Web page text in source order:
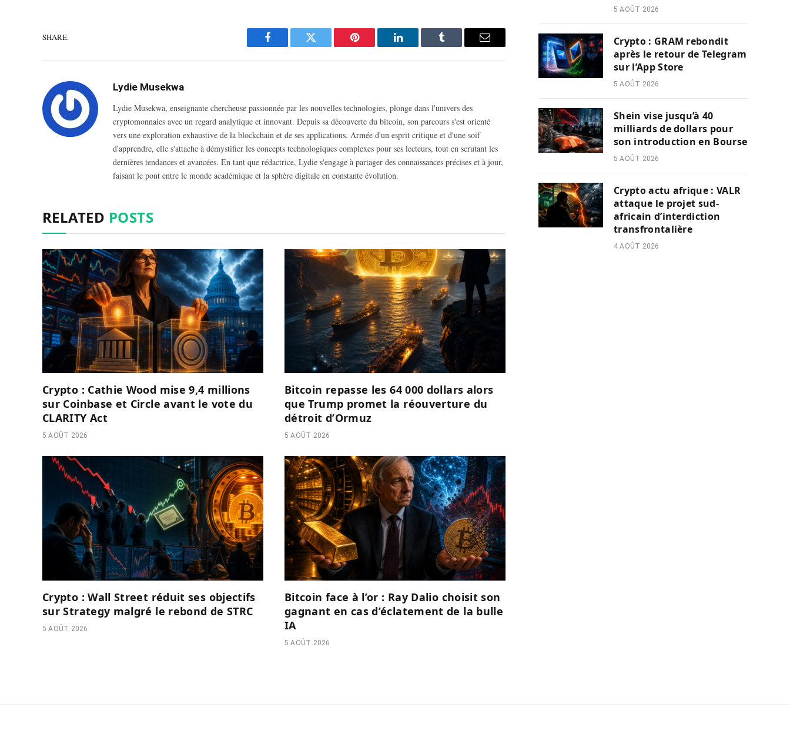
SHARE.
Facebook Twitter Pinterest LinkedIn Tumblr Email
Lydie Musekwa
Lydie Musekwa, enseignante chercheuse passionnée par les nouvelles technologies, plonge dans l'univers des
cryptomonnaies avec un regard analytique et innovant. Depuis sa découverte du bitcoin, son parcours s'est orienté
vers une exploration exhaustive de la blockchain et de ses applications. Armée d'un esprit critique et d'une soif
d'apprendre, elle s'attache à démystifier les concepts technologiques complexes pour ses lecteurs, tout en scrutant les
dernières tendances et avancées. En tant que rédactrice, Lydie s'engage à partager des connaissances précises et à jour,
faisant le pont entre le monde académique et la sphère digitale en constante évolution.
RELATED POSTS
Crypto : Cathie Wood mise 9,4 millions
sur Coinbase et Circle avant le vote du
CLARITY Act
5 AOÛT 2026
Bitcoin repasse les 64 000 dollars alors
que Trump promet la réouverture du
détroit d’Ormuz
5 AOÛT 2026
Crypto : Wall Street réduit ses objectifs
sur Strategy malgré le rebond de STRC
5 AOÛT 2026
Bitcoin face à l’or : Ray Dalio choisit son
gagnant en cas d’éclatement de la bulle
IA
5 AOÛT 2026
5 AOÛT 2026
Crypto : GRAM rebondit
après le retour de Telegram
sur l’App Store
5 AOÛT 2026
Shein vise jusqu’à 40
milliards de dollars pour
son introduction en Bourse
5 AOÛT 2026
Crypto actu afrique : VALR
attaque le projet sud-
africain d’interdiction
transfrontalière
4 AOÛT 2026